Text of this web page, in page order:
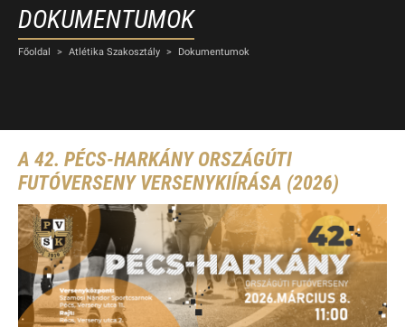
DOKUMENTUMOK
Főoldal > Atlétika Szakosztály > Dokumentumok
A 42. PÉCS-HARKÁNY ORSZÁGÚTI
FUTÓVERSENY VERSENYKIÍRÁSA (2026)